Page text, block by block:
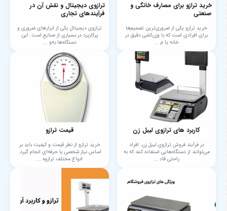
خرید ترازو برای مصارف خانگی و
صنعتی
خرید ترازو یکی از ضروری‌ترین تصمیم‌ها
برای افرادی است که با وزن‌کشی دقیق در
خانه یا م ...
ترازوی دیجیتال و نقش آن در
فرآیندهای تجاری
ترازوی دیجیتال یکی از ابزارهای ضروری و
پرکاربرد در بسیاری از صنایع است. این
دستگاه‌ها به‌و ...
کاربرد های ترازوی لیبل زن
در فرآیند فروش ترازوی لیبل زن، افراد
می‌توانند از دستگاه‌هایی استفاده کنند که به
راحتی قاد ...
قیمت ترازو
خرید ترازو از نظر قیمت و کیفیت باید بر
اساس نیاز شخصی یا حرفه‌ای انجام گیرد.
انواع مختلف ترازوه ...